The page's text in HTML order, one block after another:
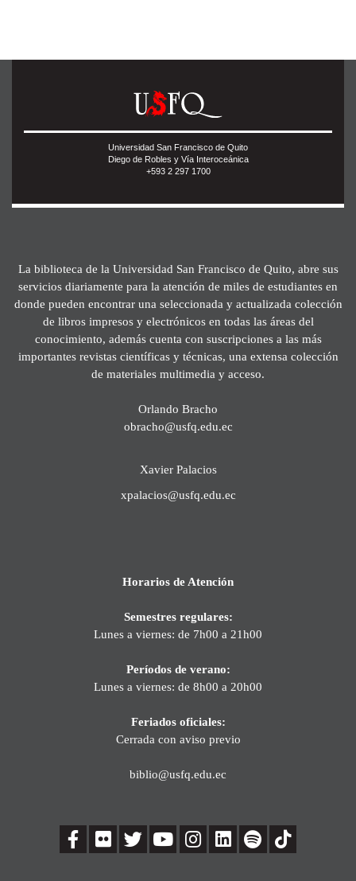
Universidad San Francisco de Quito
Diego de Robles y Vía Interoceánica
+593 2 297 1700
La biblioteca de la Universidad San Francisco de Quito, abre sus
servicios diariamente para la atención de miles de estudiantes en
donde pueden encontrar una seleccionada y actualizada colección
de libros impresos y electrónicos en todas las áreas del
conocimiento, además cuenta con suscripciones a las más
importantes revistas científicas y técnicas, una extensa colección
de materiales multimedia y acceso.
Orlando Bracho
obracho@usfq.edu.ec
Xavier Palacios
xpalacios@usfq.edu.ec
Horarios de Atención
Semestres regulares:
Lunes a viernes: de 7h00 a 21h00
Períodos de verano:
Lunes a viernes: de 8h00 a 20h00
Feriados oficiales:
Cerrada con aviso previo
biblio@usfq.edu.ec